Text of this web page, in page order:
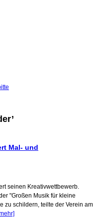
Mal- und
seinen Kreativwettbewerb.
"Großen Musik für kleine
zu schildern, teilte der Verein am